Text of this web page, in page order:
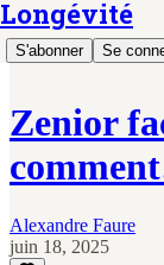
Longévité
S'abonner Se
Zenior
Alexandre Faure
juin 18, 2025